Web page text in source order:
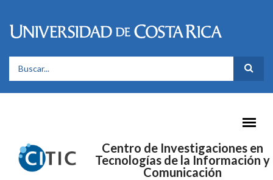
FORMULARIO DE BÚSQUEDA
Centro de Investigaciones en
Tecnologías de la Información y
Comunicación